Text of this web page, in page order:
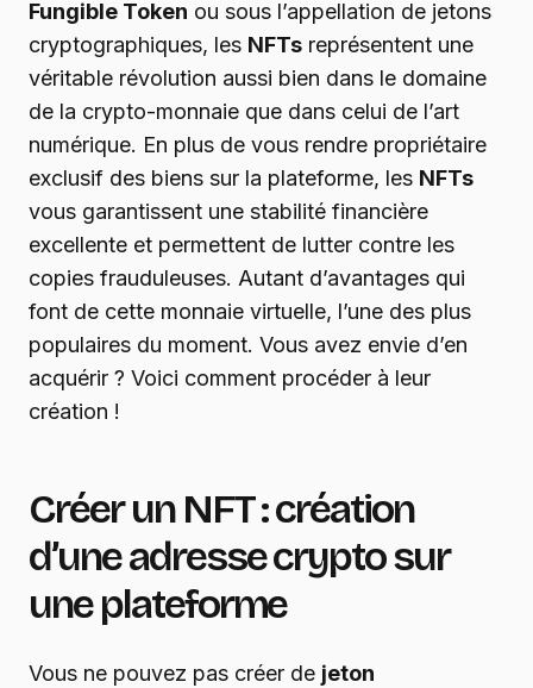
Fungible Token ou sous l’appellation de jetons
cryptographiques, les NFTs représentent une
véritable révolution aussi bien dans le domaine
de la crypto-monnaie que dans celui de l’art
numérique. En plus de vous rendre propriétaire
exclusif des biens sur la plateforme, les NFTs
vous garantissent une stabilité financière
excellente et permettent de lutter contre les
copies frauduleuses. Autant d’avantages qui
font de cette monnaie virtuelle, l’une des plus
populaires du moment. Vous avez envie d’en
acquérir ? Voici comment procéder à leur
création !
Créer un NFT : création
d’une adresse crypto sur
une plateforme
Vous ne pouvez pas créer de jeton